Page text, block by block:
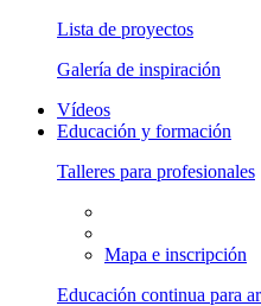
Lista de proyectos
Galería de inspiración
Vídeos
Educación y formación
Talleres para profesionales
Mapa e inscripción
Educación continua para